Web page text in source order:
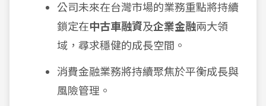
公司未來在台灣市場的業務重點將持續
鎖定在中古車融資及企業金融兩大領
域，尋求穩健的成長空間。
消費金融業務將持續聚焦於平衡成長與
風險管理。